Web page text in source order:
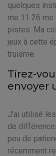
quelques
me 11 26
pistes. Ma
jeux à cette
truisme.
Tirez-
envoyer
J'ai utilisé
de
peu de
récemment